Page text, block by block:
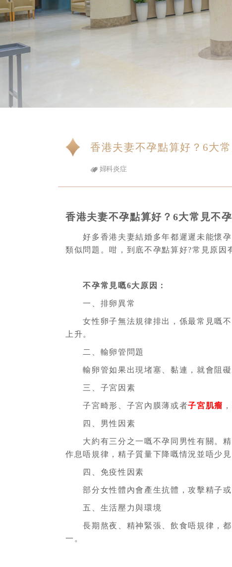
香港夫妻不孕點算好？6大
婦科炎症
香港夫妻不孕點算好？6大常見不
好多香港夫妻結婚多年都遲遲未能懷孕
類似問題。咁，到底不孕點算好?常見原因
不孕常見嘅6大原因：
一、排卵異常
女性卵子無法規律排出，係最常見嘅不
上升。
二、輸卵管問題
輸卵管如果出現堵塞、黏連，就會阻礙
三、子宮因素
子宮畸形、子宮內膜薄或者子宮肌瘤
四、男性因素
大約有三分之一嘅不孕同男性有關。精
作息唔規律，精子質量下降嘅情況並唔少見
四、免疫性因素
部分女性體內會產生抗體，攻擊精子或
五、生活壓力與環境
長期熬夜、精神緊張、飲食唔規律，都
一。